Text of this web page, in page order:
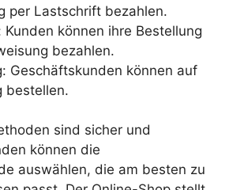
per Lastschrift bezahlen.
Kunden können ihre Bestellung
bezahlen.
Geschäftskunden können auf
bestellen.
sind sicher und
können die
auswählen, die am besten zu